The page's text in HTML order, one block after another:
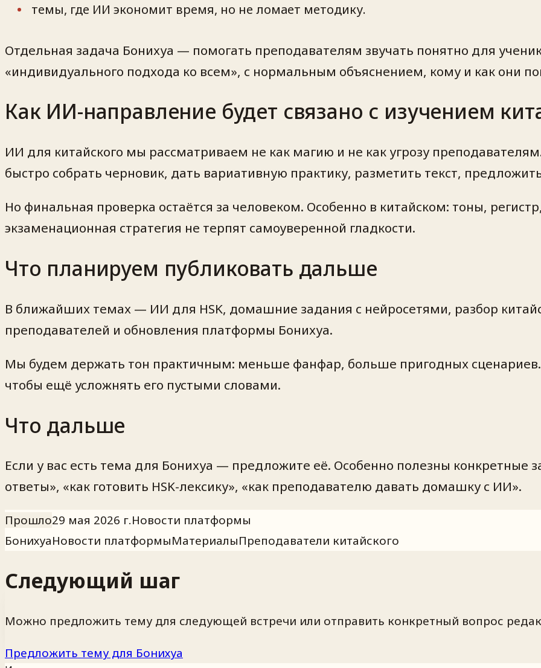
темы, где ИИ экономит время, но не ломает методику.
Отдельная задача Бонихуа — помогать преподавателям звучать понятно для
«индивидуального подхода ко всем», с нормальным объяснением, кому и как они
Как ИИ-направление будет связано с изучением
ИИ для китайского мы рассматриваем не как магию и не как угрозу
быстро собрать черновик, дать вариативную практику, разметить текст,
Но финальная проверка остаётся за человеком. Особенно в китайском: тоны,
экзаменационная стратегия не терпят самоуверенной гладкости.
Что планируем публиковать дальше
В ближайших темах — ИИ для HSK, домашние задания с нейросетями, разбор
преподавателей и обновления платформы Бонихуа.
Мы будем держать тон практичным: меньше фанфар, больше пригодных сценариев.
чтобы ещё усложнять его пустыми словами.
Что дальше
Если у вас есть тема для Бонихуа — предложите её. Особенно полезны конкретные
ответы», «как готовить HSK-лексику», «как преподавателю давать домашку с ИИ».
Прошло29 мая 2026 г.Новости платформы
БонихуаНовости платформыМатериалыПреподаватели китайского
Следующий шаг
Можно предложить тему для следующей встречи или отправить конкретный вопрос
Предложить тему для Бонихуа